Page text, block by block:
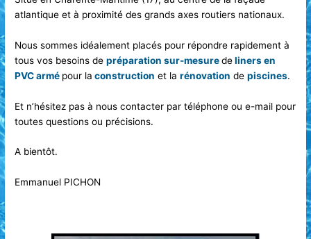
atlantique et à proximité des grands axes routiers nationaux.
Nous sommes idéalement placés pour répondre rapidement à
tous vos besoins depréparation sur-mesuredeliners en
PVC armé pour la construction et la rénovation de piscines.
Et n’hésitez pas à nous contacter par téléphone ou e-mail pour
toutes questions ou précisions.
A bientôt.
Emmanuel PICHON